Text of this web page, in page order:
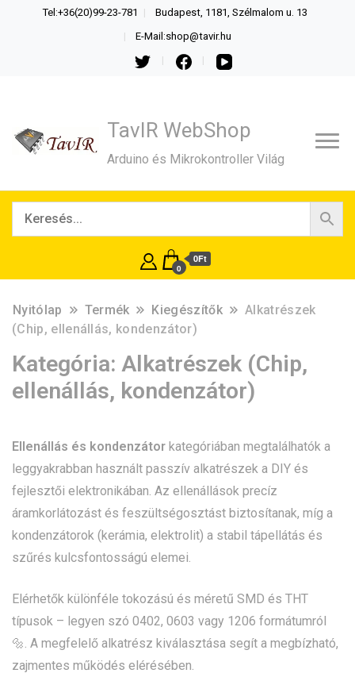
Tel:+36(20)99-23-781 Budapest, 1181, Szélmalom u. 13
E-Mail:shop@tavir.hu
TavIR WebShop
Arduino és Mikrokontroller Világ
0
0Ft
Nyitólap Termék Kiegészítők
Alkatrészek
(Chip, ellenállás, kondenzátor)
Kategória: Alkatrészek (Chip,
ellenállás, kondenzátor)
Ellenállás és kondenzátor kategóriában megtalálhatók a
leggyakrabban használt passzív alkatrészek a DIY és
fejlesztői elektronikában. Az ellenállások precíz
áramkorlátozást és feszültségosztást biztosítanak, míg a
kondenzátorok (kerámia, elektrolit) a stabil tápellátás és
szűrés kulcsfontosságú elemei.
Elérhetők különféle tokozású és méretű SMD és THT
típusok – legyen szó 0402, 0603 vagy 1206 formátumról
🔩. A megfelelő alkatrész kiválasztása segít a megbízható,
zajmentes működés elérésében.